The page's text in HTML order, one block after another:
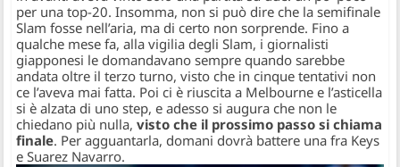
per una top-20. Insomma, non si può dire che la semifinale
Slam fosse nell’aria, ma di certo non sorprende. Fino a
qualche mese fa, alla vigilia degli Slam, i giornalisti
giapponesi le domandavano sempre quando sarebbe
andata oltre il terzo turno, visto che in cinque tentativi non
ce l’aveva mai fatta. Poi ci è riuscita a Melbourne e l’asticella
si è alzata di uno step, e adesso si augura che non le
chiedano più nulla,visto che il prossimo passo si chiama
finale. Per agguantarla, domani dovrà battere una fra Keys
e Suarez Navarro.